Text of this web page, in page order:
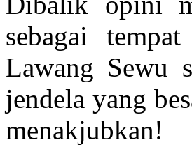
sebagai
Lawang Sewu
jendela yang
menakjubkan!